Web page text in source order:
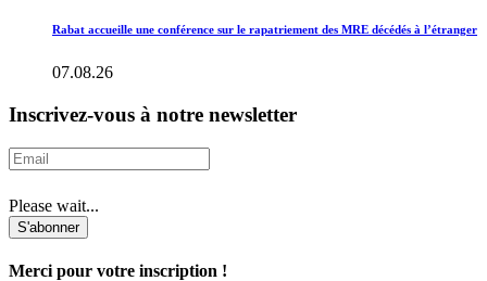
Rabat accueille une conférence sur le rapatriement des MRE décédés à l’étranger
07.08.26
Inscrivez-vous à notre newsletter
Please wait...
S'abonner
Merci pour votre inscription !